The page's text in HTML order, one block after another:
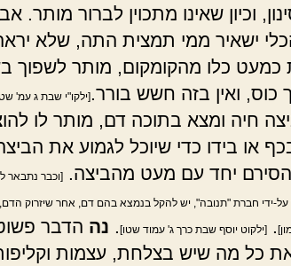
וכיון שאינו מתכוין לברור מותר.
ישאיר ממי תמצית התה, שלא
כמעט כלו מהקומקום, מותר לשפוך
ואין בזה חשש בורר. [ילקו"י שבת ג עמ'
חיה ומצא בתוכה דם, מותר לו
או בידו כדי שיוכל לגמוע את
יחד עם מעט מהביצה.
[וכבר נתבאר
על-ידי חברת "תנובה", יש להקל בנמצא בהם דם, אחר שיזרוק
[ילקוט יוסף שבת כרך ג' עמוד שטו] נה הדבר
כל מה שיש בצלחת, עצמות וקליפות